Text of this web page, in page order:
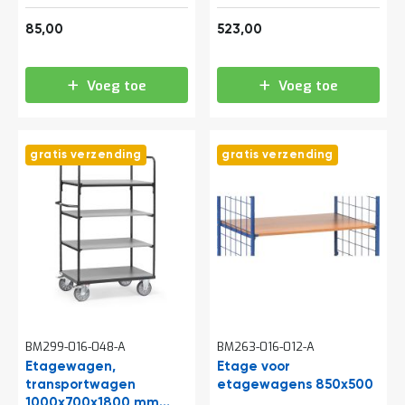
85,00
Voeg toe
(lxbxh) 600 kg met 4
etages antraciet
523,00
Voeg toe
gratis verzending
BM299-016-048-A
Etagewagen,
transportwagen
gratis verzending
BM263-016-012-A
Etage voor
etagewagens 850x500